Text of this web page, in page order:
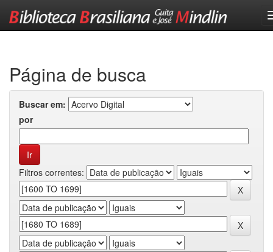
Página de busca
Buscar em:
por
Filtros correntes: